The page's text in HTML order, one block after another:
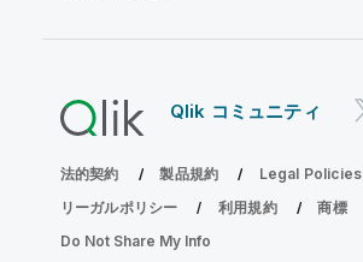
Qlik コミュニティ
法的契約 製品規約
Legal Policies
リーガルポリシー
利用規約
商標
Do Not Share My Info